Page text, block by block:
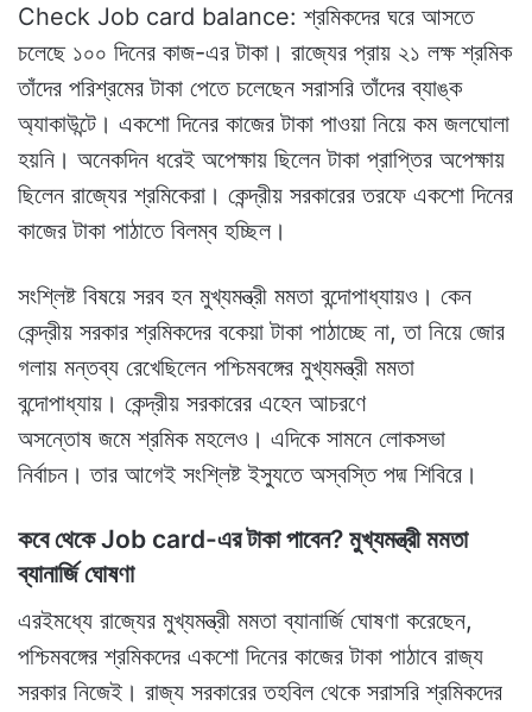
Check Job card balance: শ্রমিকদের ঘরে আসতে
চলেছে ১০০ দিনের কাজ-এর টাকা। রাজ্যের প্রায় ২১ লক্ষ শ্রমিক
তাঁদের পরিশ্রমের টাকা পেতে চলেছেন সরাসরি তাঁদের ব্যাঙ্ক
অ্যাকাউন্টে। একশো দিনের কাজের টাকা পাওয়া নিয়ে কম জলঘোলা
হয়নি। অনেকদিন ধরেই অপেক্ষায় ছিলেন টাকা প্রাপ্তির অপেক্ষায়
ছিলেন রাজ্যের শ্রমিকেরা। কেন্দ্রীয় সরকারের তরফে একশো দিনের
কাজের টাকা পাঠাতে বিলম্ব হচ্ছিল।
সংশ্লিষ্ট বিষয়ে সরব হন মুখ্যমন্ত্রী মমতা বন্দোপাধ্যায়ও। কেন
কেন্দ্রীয় সরকার শ্রমিকদের বকেয়া টাকা পাঠাচ্ছে না, তা নিয়ে জোর
গলায় মন্তব্য রেখেছিলেন পশ্চিমবঙ্গের মুখ্যমন্ত্রী মমতা
বন্দোপাধ্যায়। কেন্দ্রীয় সরকারের এহেন আচরণে
অসন্তোষ জমে শ্রমিক মহলেও। এদিকে সামনে লোকসভা
নির্বাচন। তার আগেই সংশ্লিষ্ট ইস্যুতে অস্বস্তি পদ্ম শিবিরে।
কবে থেকে Job card-এর টাকা পাবেন? মুখ্যমন্ত্রী মমতা
ব্যানার্জি ঘোষণা
এরইমধ্যে রাজ্যের মুখ্যমন্ত্রী মমতা ব্যানার্জি ঘোষণা করেছেন,
পশ্চিমবঙ্গের শ্রমিকদের একশো দিনের কাজের টাকা পাঠাবে রাজ্য
সরকার নিজেই। রাজ্য সরকারের তহবিল থেকে সরাসরি শ্রমিকদের